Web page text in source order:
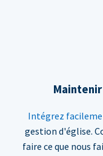
Intégrez
gestion d'église.
faire ce que nous